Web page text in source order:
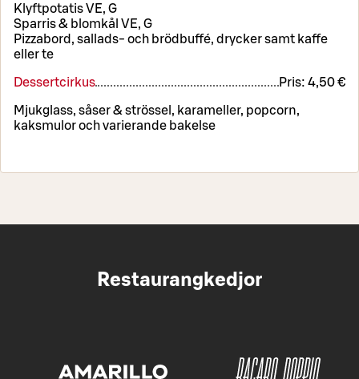
Klyftpotatis VE, G
Sparris & blomkål VE, G
Pizzabord, sallads- och brödbuffé, drycker samt kaffe
eller te
Dessertcirkus Pris: 4,50 €
Mjukglass, såser & strössel, karameller, popcorn,
kaksmulor och varierande bakelse
Restaurangkedjor